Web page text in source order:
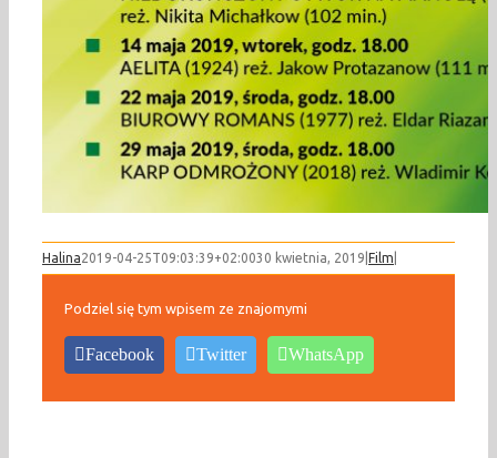
Halina2019-04-25T09:03:39+02:0030 kwietnia, 2019 Film
Podziel się tym wpisem ze znajomymi
Facebook Twitter WhatsApp